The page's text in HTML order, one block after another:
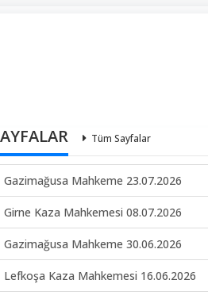
Tüm Sayfalar
Gazimağusa Mahkeme 23.07.2026
Girne Kaza Mahkemesi 08.07.2026
Gazimağusa Mahkeme 30.06.2026
Lefkoşa Kaza Mahkemesi 16.06.2026